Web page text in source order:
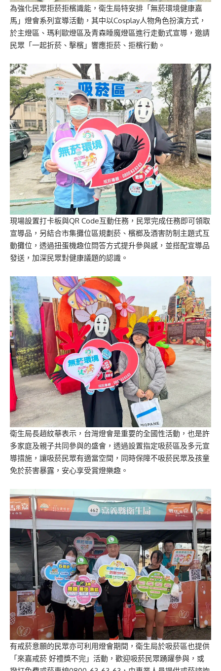
為強化民眾拒菸拒檳識能，衛生局特安排「無菸環境健康嘉
馬」燈會系列宣導活動，其中以Cosplay人物角色扮演方式，
於主燈區、瑪利歐燈區及青森睡魔燈區進行走動式宣導，邀請
民眾「一起折菸、擊檳」響應拒菸、拒檳行動。
現場設置打卡板與QR Code互動任務，民眾完成任務即可領取
宣導品，另結合市集攤位區規劃菸、檳榔及酒害防制主題式互
動攤位，透過扭蛋機趣位問答方式提升參與感，並搭配宣導品
發送，加深民眾對健康議題的認識。
衛生局長趙紋華表示，台灣燈會是重要的全國性活動，也是許
多家庭及親子共同參與的盛會，透過設置指定吸菸區及多元宣
導措施，讓吸菸民眾有適當空間，同時保障不吸菸民眾及孩童
免於菸害暴露，安心享受賞燈樂趣。
有戒菸意願的民眾亦可利用燈會期間，衛生局於吸菸區也提供
「來嘉戒菸 好禮獎不完」活動，歡迎吸菸民眾踴躍參與，或